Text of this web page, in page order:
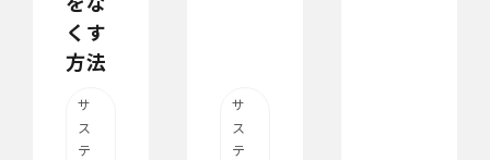
くす
方法
サ
ス
テ
サ
ス
テ